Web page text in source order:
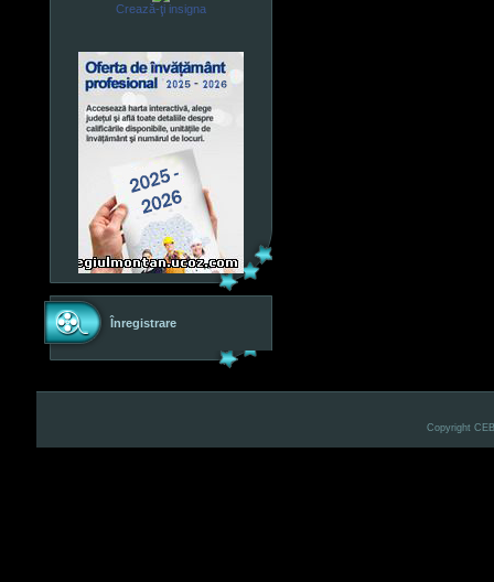
Crează-ţi insigna
Înregistrare
Copyright